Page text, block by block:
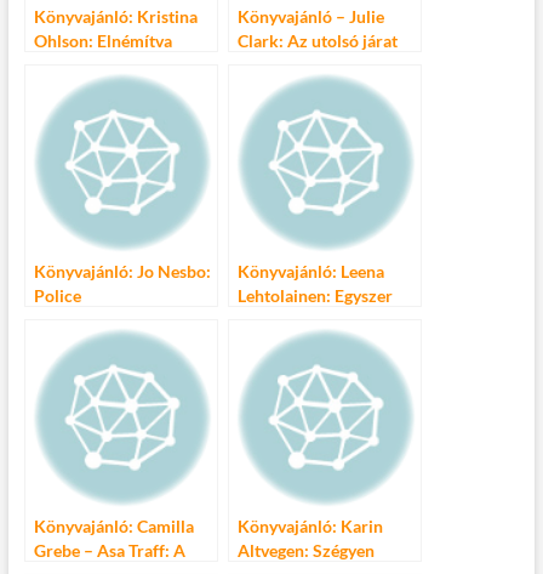
Könyvajánló: Kristina
Ohlson: Elnémítva
Könyvajánló – Julie
Clark: Az utolsó járat
Könyvajánló: Jo Nesbo:
Police
Könyvajánló: Leena
Lehtolainen: Egyszer
Könyvajánló: Camilla
Grebe – Asa Traff: A
Könyvajánló: Karin
Altvegen: Szégyen